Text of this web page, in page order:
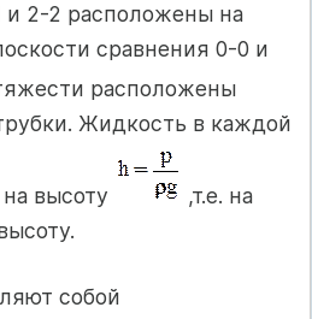
и 2-2 расположены на
сравнения 0-0 и
расположены
Жидкость в каждой
высоту
,т.е. на
собой